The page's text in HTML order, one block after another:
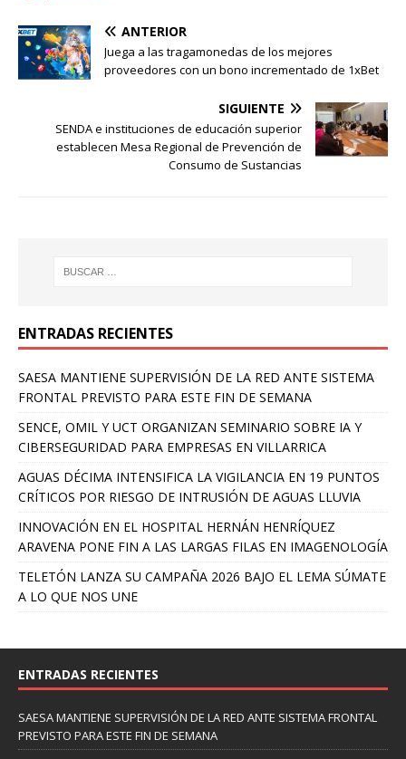
ANTERIOR
Juega a las tragamonedas de los mejores
proveedores con un bono incrementado de 1xBet
SIGUIENTE
SENDA e instituciones de educación superior
establecen Mesa Regional de Prevención de
Consumo de Sustancias
ENTRADAS RECIENTES
SAESA MANTIENE SUPERVISIÓN DE LA RED ANTE SISTEMA
FRONTAL PREVISTO PARA ESTE FIN DE SEMANA
SENCE, OMIL Y UCT ORGANIZAN SEMINARIO SOBRE IA Y
CIBERSEGURIDAD PARA EMPRESAS EN VILLARRICA
AGUAS DÉCIMA INTENSIFICA LA VIGILANCIA EN 19 PUNTOS
CRÍTICOS POR RIESGO DE INTRUSIÓN DE AGUAS LLUVIA
INNOVACIÓN EN EL HOSPITAL HERNÁN HENRÍQUEZ
ARAVENA PONE FIN A LAS LARGAS FILAS EN IMAGENOLOGÍA
TELETÓN LANZA SU CAMPAÑA 2026 BAJO EL LEMA SÚMATE
A LO QUE NOS UNE
ENTRADAS RECIENTES
SAESA MANTIENE SUPERVISIÓN DE LA RED ANTE SISTEMA FRONTAL
PREVISTO PARA ESTE FIN DE SEMANA